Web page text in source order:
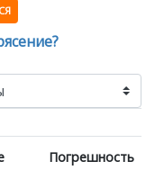
Погрешность